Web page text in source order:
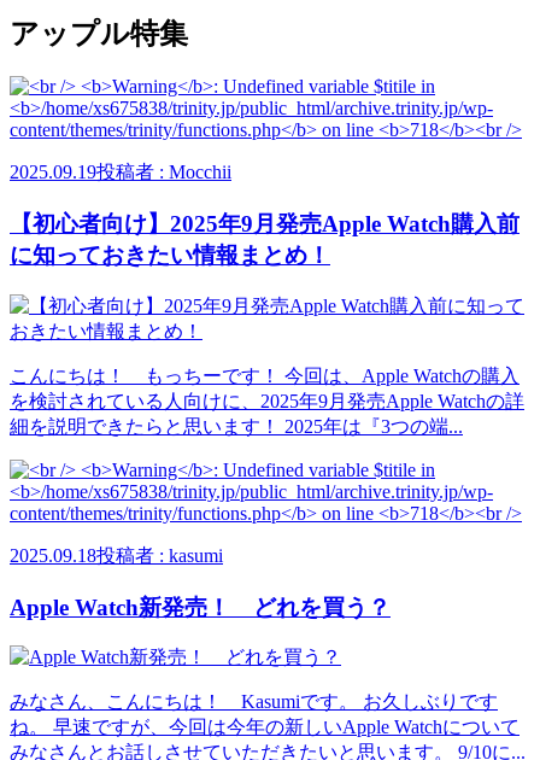
アップル特集
2025.09.19投稿者 : Mocchii
【初心者向け】2025年9月発売Apple Watch購入前
に知っておきたい情報まとめ！
こんにちは！ もっちーです！ 今回は、Apple Watchの購入
を検討されている人向けに、2025年9月発売Apple Watchの詳
細を説明できたらと思います！ 2025年は『3つの端...
2025.09.18投稿者 : kasumi
Apple Watch新発売！ どれを買う？
みなさん、こんにちは！ Kasumiです。 お久しぶりです
ね。 早速ですが、今回は今年の新しいApple Watchについて
みなさんとお話しさせていただきたいと思います。 9/10に...